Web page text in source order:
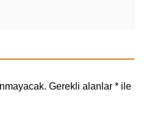
Gerekli alanlar *ile